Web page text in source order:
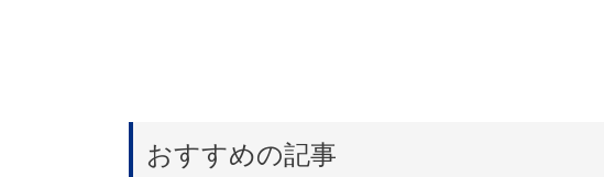
おすすめの記事